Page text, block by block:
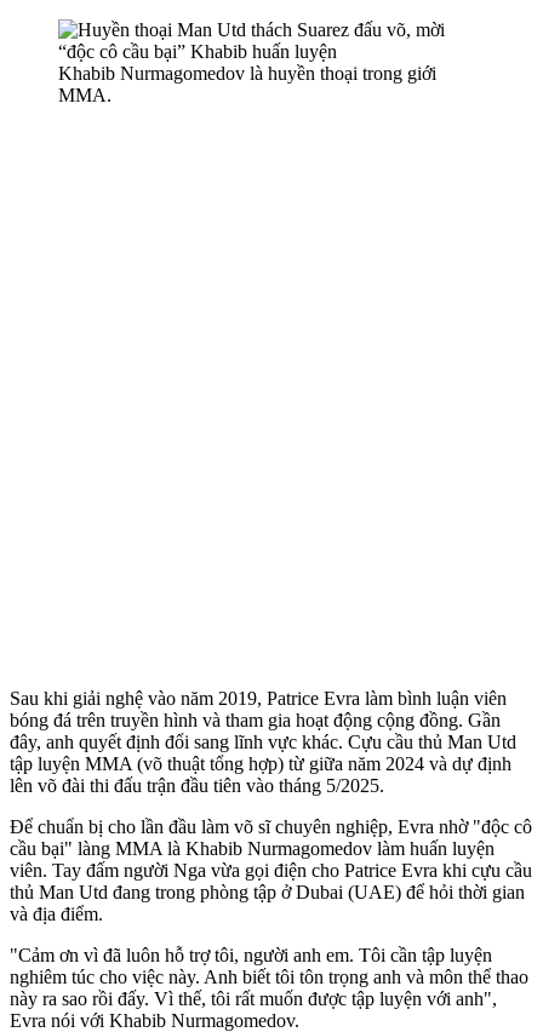
Khabib Nurmagomedov là huyền thoại trong giới
MMA.
Sau khi giải nghệ vào năm 2019, Patrice Evra làm bình luận viên
bóng đá trên truyền hình và tham gia hoạt động cộng đồng. Gần
đây, anh quyết định đổi sang lĩnh vực khác. Cựu cầu thủ Man Utd
tập luyện MMA (võ thuật tổng hợp) từ giữa năm 2024 và dự định
lên võ đài thi đấu trận đầu tiên vào tháng 5/2025.
Để chuẩn bị cho lần đầu làm võ sĩ chuyên nghiệp, Evra nhờ "độc cô
cầu bại" làng MMA là Khabib Nurmagomedov làm huấn luyện
viên. Tay đấm người Nga vừa gọi điện cho Patrice Evra khi cựu cầu
thủ Man Utd đang trong phòng tập ở Dubai (UAE) để hỏi thời gian
và địa điểm.
"Cảm ơn vì đã luôn hỗ trợ tôi, người anh em. Tôi cần tập luyện
nghiêm túc cho việc này. Anh biết tôi tôn trọng anh và môn thể thao
này ra sao rồi đấy. Vì thế, tôi rất muốn được tập luyện với anh",
Evra nói với Khabib Nurmagomedov.